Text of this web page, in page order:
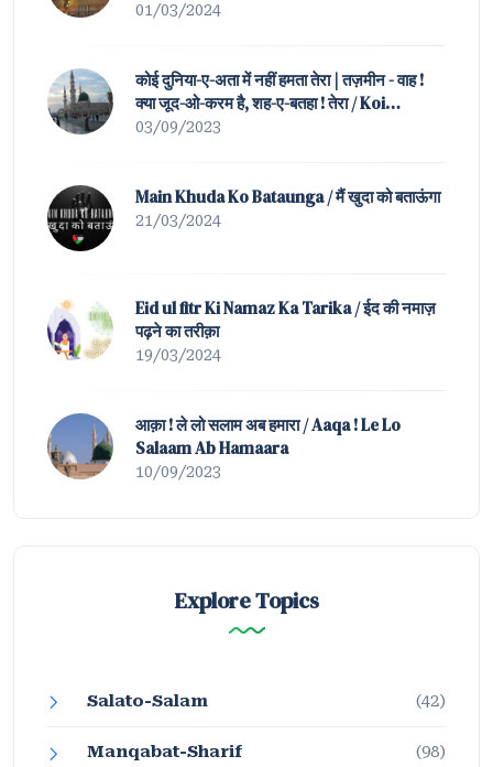
01/03/2024
कोई दुनिया-ए-अता में नहीं हमता तेरा | तज़मीन - वाह !
क्या जूद-ओ-करम है, शह-ए-बतहा ! तेरा / Koi
Duniya-e-Ata Mein Nahin Hamta Tera |
03/09/2023
Main Khuda Ko Bataunga / मैं खुदा को बताऊंगा
21/03/2024
Eid ul fitr Ki Namaz Ka Tarika / ईद की नमाज़
पढ़ने का तरीक़ा
19/03/2024
आक़ा ! ले लो सलाम अब हमारा / Aaqa ! Le Lo
Salaam Ab Hamaara
10/09/2023
Explore Topics
Salato-Salam (42)
Manqabat-Sharif (98)